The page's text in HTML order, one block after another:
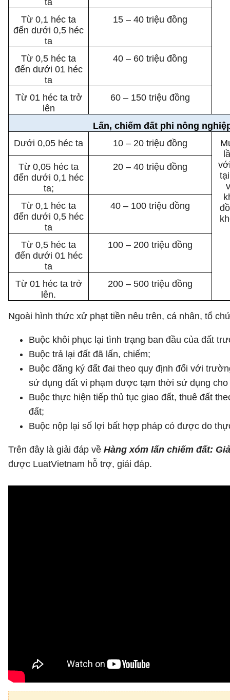
ta
Từ 0,1 héc ta
đến dưới 0,5 héc
ta
15 – 40 triệu đồng
Từ 0,5 héc ta
đến dưới 01 héc
ta
40 – 60 triệu đồng
Từ 01 héc ta trở
lên
60 – 150 triệu đồng
Lấn, chiếm đất phi nông
Dưới 0,05 héc ta
10 – 20 triệu đồng
Từ 0,05 héc ta
đến dưới 0,1 héc
ta;
20 – 40 triệu đồng
Từ 0,1 héc ta
đến dưới 0,5 héc
ta
40 – 100 triệu đồng
Từ 0,5 héc ta
đến dưới 01 héc
ta
100 – 200 triệu đồng
Từ 01 héc ta trở
lên.
200 – 500 triệu đồng
Ngoài hình thức xử phạt tiền nêu trên, cá nhân, tổ
Buộc khôi phục lại tình trạng ban đầu của đất
Buộc trả lại đất đã lấn, chiếm;
Buộc đăng ký đất đai theo quy định đối với
sử dụng đất vi phạm được tạm thời sử dụng
Buộc thực hiện tiếp thủ tục giao đất, thuê đất
đất;
Buộc nộp lại số lợi bất hợp pháp có được do
Trên đây là giải đáp về Hàng xóm lấn chiếm đất:
được LuatVietnam hỗ trợ, giải đáp.